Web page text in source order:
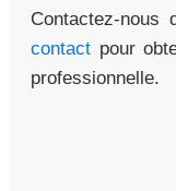
Contactez-nous
contact pour
professionnelle.